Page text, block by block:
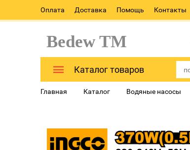
Оплата Доставка Помощь Контакты
Bedew TM
Каталог товаров
Главная Каталог Водяные насосы